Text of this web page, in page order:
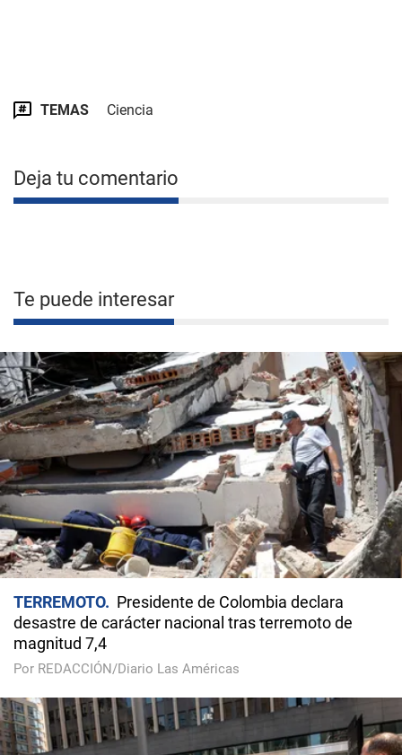
TEMAS Ciencia
Deja tu comentario
Te puede interesar
TERREMOTO
Presidente de Colombia declara
desastre de carácter nacional tras terremoto de
magnitud 7,4
Por REDACCIÓN/Diario Las Américas